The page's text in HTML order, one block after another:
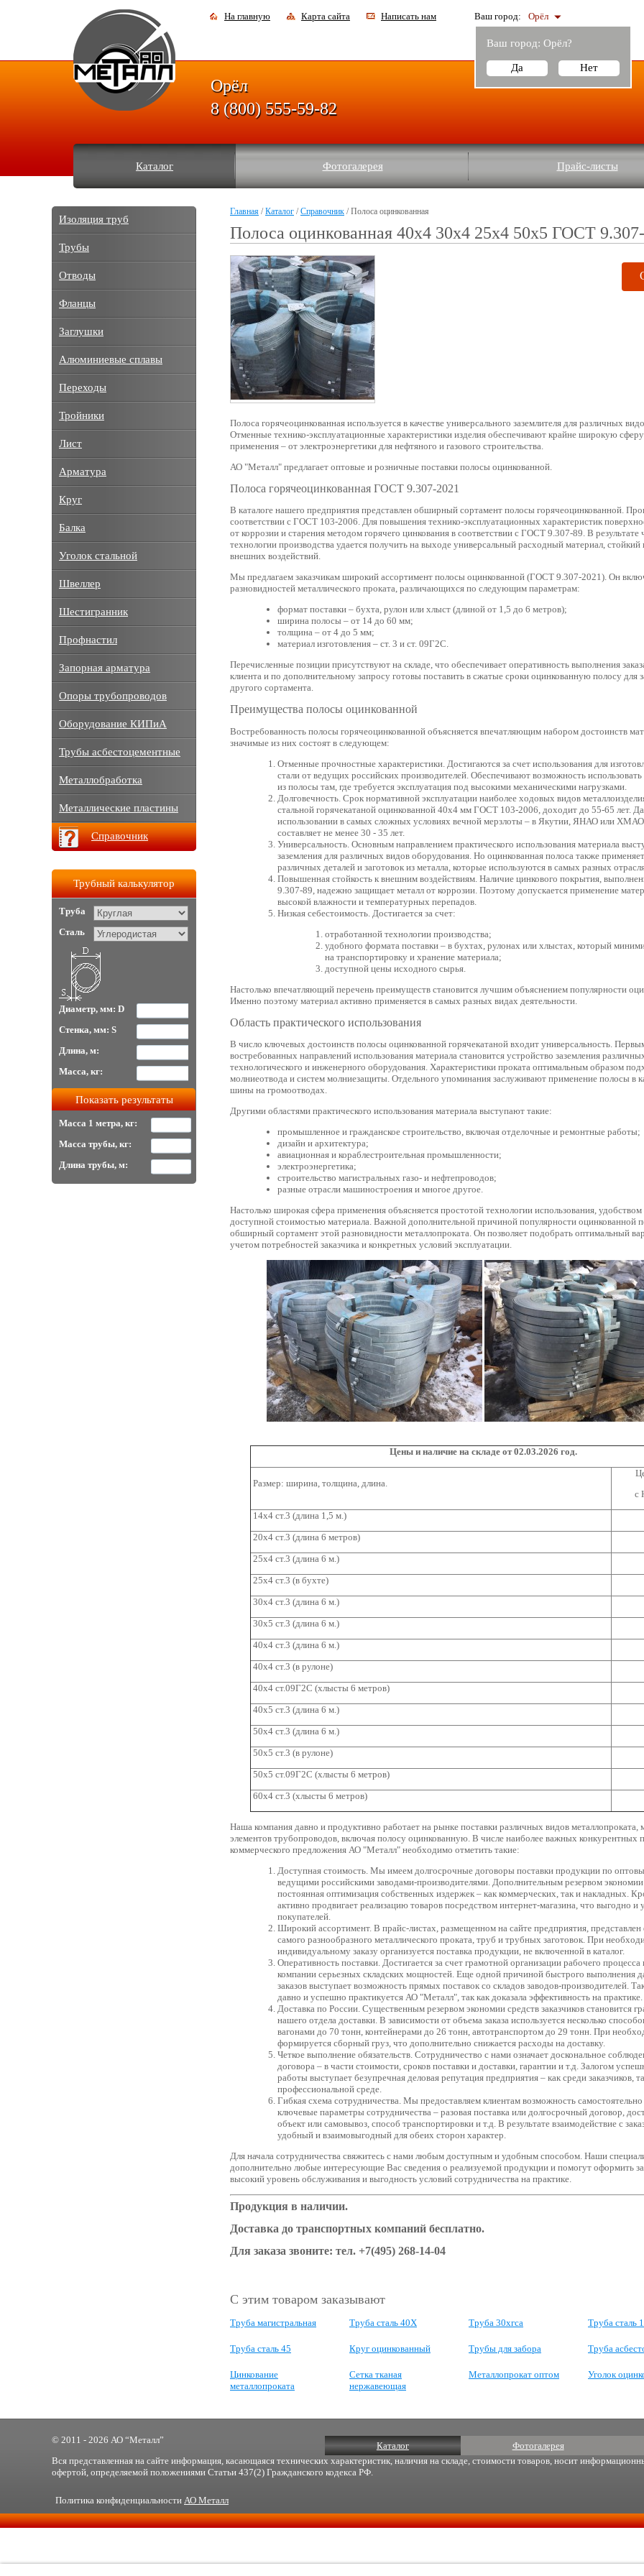
На главную Карта сайта Написать нам Ваш город: Орёл
Ваш город: Орёл?
Да Нет
Каталог Фотогалерея Прайс-листы
Орёл
8 (800) 555-59-82
Главная /Каталог /Справочник / Полоса оцинкованная
Полоса оцинкованная 40х4 30х4 25х4 50х5 ГОСТ
Полоса горячеоцинкованная используется в качестве универсального заземлителя для различных
Отменные технико-эксплуатационные характеристики изделия обеспечивают крайне широкую сферу
применения – от электроэнергетики для нефтяного и газового строительства.
АО "Металл" предлагает оптовые и розничные поставки полосы оцинкованной.
Полоса горячеоцинкованная ГОСТ 9.307-2021
В каталоге нашего предприятия представлен обширный сортамент полосы горячеоцинкованной.
соответствии с ГОСТ 103-2006. Для повышения технико-эксплуатационных характеристик
от коррозии и старения методом горячего цинкования в соответствии с ГОСТ 9.307-89. В результате
технологии производства удается получить на выходе универсальный расходный материал,
внешних воздействий.
Мы предлагаем заказчикам широкий ассортимент полосы оцинкованной (ГОСТ 9.307-2021). Он
разновидностей металлического проката, различающихся по следующим параметрам:
формат поставки – бухта, рулон или хлыст (длиной от 1,5 до 6 метров);
ширина полосы – от 14 до 60 мм;
толщина – от 4 до 5 мм;
материал изготовления – ст. 3 и ст. 09Г2С.
Перечисленные позиции присутствуют на складе, что обеспечивает оперативность выполнения
клиента и по дополнительному запросу готовы поставить в сжатые сроки оцинкованную полосу для
другого сортамента.
Преимущества полосы оцинкованной
Востребованность полосы горячеоцинкованной объясняется впечатляющим набором достоинств
значимые из них состоят в следующем:
Отменные прочностные характеристики. Достигаются за счет использования для
стали от ведущих российских производителей. Обеспечивают возможность использовать
из полосы там, где требуется эксплуатация под высокими механическими нагрузками.
Долговечность. Срок нормативной эксплуатации наиболее ходовых видов
стальной горячекатаной оцинкованной 40х4 мм ГОСТ 103-2006, доходит до 55-65 лет.
использовании в самых сложных условиях вечной мерзлоты – в Якутии, ЯНАО или
составляет не менее 30 - 35 лет.
Универсальность. Основным направлением практического использования материала
заземления для различных видов оборудования. Но оцинкованная полоса также
различных деталей и заготовок из металла, которые используются в самых разных
Повышенная стойкость к внешним воздействиям. Наличие цинкового покрытия,
9.307-89, надежно защищает металл от коррозии. Поэтому допускается применение
высокой влажности и температурных перепадов.
Низкая себестоимость. Достигается за счет:
отработанной технологии производства;
удобного формата поставки – в бухтах, рулонах или хлыстах, который
на транспортировку и хранение материала;
доступной цены исходного сырья.
Настолько впечатляющий перечень преимуществ становится лучшим объяснением популярности
Именно поэтому материал активно применяется в самых разных видах деятельности.
Область практического использования
В число ключевых достоинств полосы оцинкованной горячекатаной входит универсальность.
востребованных направлений использования материала становится устройство заземления
технологического и инженерного оборудования. Характеристики проката оптимальным образом
молниеотвода и систем молниезащиты. Отдельного упоминания заслуживают применение полосы в
шины на громоотводах.
Другими областями практического использования материала выступают такие:
промышленное и гражданское строительство, включая отделочные и ремонтные работы;
дизайн и архитектура;
авиационная и кораблестроительная промышленности;
электроэнергетика;
строительство магистральных газо- и нефтепроводов;
разные отрасли машиностроения и многое другое.
Настолько широкая сфера применения объясняется простотой технологии использования,
доступной стоимостью материала. Важной дополнительной причиной популярности оцинкованной
обширный сортамент этой разновидности металлопроката. Он позволяет подобрать оптимальный
учетом потребностей заказчика и конкретных условий эксплуатации.
Цены и наличие на складе от 02.03.2026 год.
Размер: ширина, толщина, длина.
с
14х4 ст.3 (длина 1,5 м.)
20х4 ст.3 (длина 6 метров)
25х4 ст.3 (длина 6 м.)
25х4 ст.3 (в бухте)
30х4 ст.3 (длина 6 м.)
30х5 ст.3 (длина 6 м.)
40х4 ст.3 (длина 6 м.)
40х4 ст.3 (в рулоне)
40х4 ст.09Г2С (хлысты 6 метров)
40х5 ст.3 (длина 6 м.)
50х4 ст.3 (длина 6 м.)
50х5 ст.3 (в рулоне)
50х5 ст.09Г2С (хлысты 6 метров)
60х4 ст.3 (хлысты 6 метров)
Наша компания давно и продуктивно работает на рынке поставки различных видов металлопроката,
элементов трубопроводов, включая полосу оцинкованную. В числе наиболее важных конкурентных
коммерческого предложения АО "Металл" необходимо отметить такие:
Доступная стоимость. Мы имеем долгосрочные договоры поставки продукции по
ведущими российскими заводами-производителями. Дополнительным резервом
постоянная оптимизация собственных издержек – как коммерческих, так и накладных.
активно продвигает реализацию товаров посредством интернет-магазина, что выгодно и
покупателей.
Широкий ассортимент. В прайс-листах, размещенном на сайте предприятия,
самого разнообразного металлического проката, труб и трубных заготовок. При
индивидуальному заказу организуется поставка продукции, не включенной в каталог.
Оперативность поставки. Достигается за счет грамотной организации рабочего процесса
компании серьезных складских мощностей. Еще одной причиной быстрого выполнения
заказов выступает возможность прямых поставок со складов заводов-производителей.
давно и успешно практикуется АО "Металл", так как доказала эффективность на практике.
Доставка по России. Существенным резервом экономии средств заказчиков становится
нашего отдела доставки. В зависимости от объема заказа используется несколько
вагонами до 70 тонн, контейнерами до 26 тонн, автотранспортом до 29 тонн. При
формируется сборный груз, что дополнительно снижается расходы на доставку.
Четкое выполнение обязательств. Сотрудничество с нами означает доскональное
договора – в части стоимости, сроков поставки и доставки, гарантии и т.д. Залогом
работы выступает безупречная деловая репутация предприятия – как среди заказчиков,
профессиональной среде.
Гибкая схема сотрудничества. Мы предоставляем клиентам возможность
ключевые параметры сотрудничества – разовая поставка или долгосрочный договор,
объект или самовывоз, способ транспортировки и т.д. В результате взаимодействие с
удобный и взаимовыгодный для обеих сторон характер.
Для начала сотрудничества свяжитесь с нами любым доступным и удобным способом. Наши
дополнительно любые интересующие Вас сведения о реализуемой продукции и помогут оформить
высокий уровень обслуживания и выгодность условий сотрудничества на практике.
Продукция в наличии.
Доставка до транспортных компаний бесплатно.
Для заказа звоните: тел. +7(495) 268-14-04
С этим товаром заказывают
Труба магистральная Труба сталь 40Х Труба 30хгса Труба сталь
Труба сталь 45 Круг оцинкованный Трубы для забора Труба
Цинкование
металлопроката
Сетка тканая
нержавеющая
Металлопрокат оптом Уголок
Изоляция труб
Трубы
Отводы
Фланцы
Заглушки
Алюминиевые сплавы
Переходы
Тройники
Лист
Арматура
Круг
Балка
Уголок стальной
Швеллер
Шестигранник
Профнастил
Запорная арматура
Опоры трубопроводов
Оборудование КИПиА
Трубы асбестоцементные
Металлобработка
Металлические пластины
Справочник
Трубный калькулятор
Труба
Сталь
Диаметр, мм: D
Стенка, мм: S
Длина, м:
Масса, кг:
Масса 1 метра, кг:
Масса трубы, кг:
Длина трубы, м:
Каталог Фотогалерея
© 2011 - 2026 АО “Металл”
Вся представленная на сайте информация, касающаяся технических характеристик, наличия на складе, стоимости товаров, носит
офертой, определяемой положениями Статьи 437(2) Гражданского кодекса РФ.
Политика конфиденциальности АО Металл